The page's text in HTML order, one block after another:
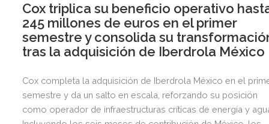
Cox triplica su beneficio operativo
245 millones de euros en el primer
semestre y consolida su
tras la adquisición de Iberdrola México
Cox completa la adquisición de Iberdrola México en el
semestre y da un salto en escala, reforzando su posición
como operador de infraestructuras críticas de energía y